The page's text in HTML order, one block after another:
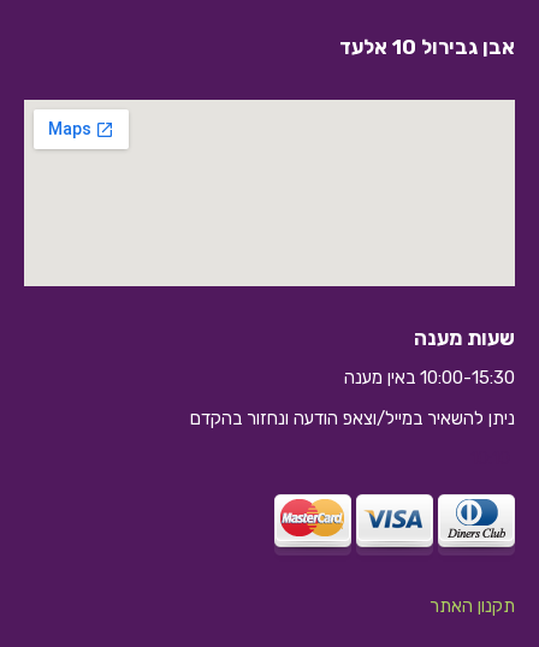
אבן גבירול 10 אלעד
שעות מענה
10:00-15:30 באין מענה
ניתן להשאיר במייל/וצאפ הודעה ונחזור בהקדם
תקנון האתר